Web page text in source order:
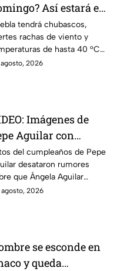
Así estará el
HOY 9 de agosto
tendrá chubascos,
rachas de viento y
de hasta 40 °C
suroeste durante este
2026
Imágenes de
Aguilar con
desatan
¿Está
del cumpleaños de Pepe
desataron rumores
que Ángela Aguilar
estar embarazada;
2026
se esconde en
y queda